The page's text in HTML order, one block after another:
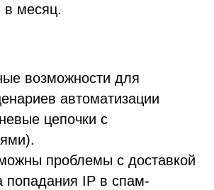
в месяц.
возможности для
автоматизации
цепочки с
проблемы с доставкой
попадания IP в спам-